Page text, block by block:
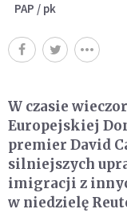
PAP / pk
W czasie
Europejskiej
premier David
silniejszych
imigracji z
w niedzielę